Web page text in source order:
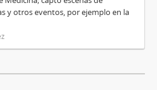
y otros eventos, por ejemplo en la